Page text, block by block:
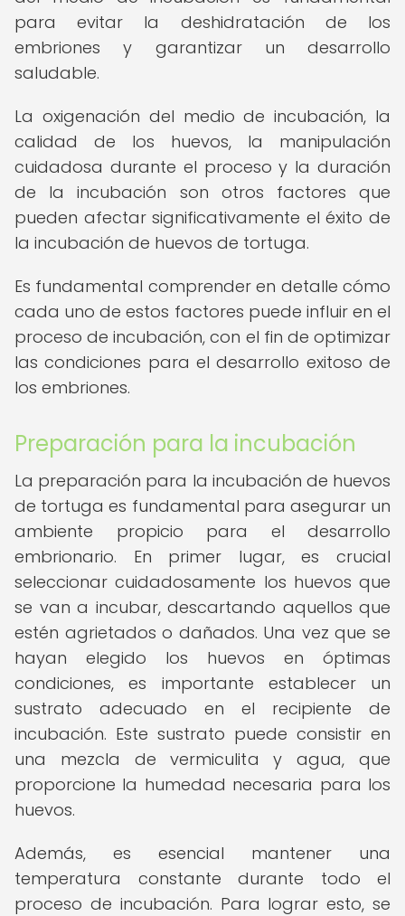
para evitar la deshidratación de los
embriones y garantizar un desarrollo
saludable.
La oxigenación del medio de incubación, la
calidad de los huevos, la manipulación
cuidadosa durante el proceso y la duración
de la incubación son otros factores que
pueden afectar significativamente el éxito de
la incubación de huevos de tortuga.
Es fundamental comprender en detalle cómo
cada uno de estos factores puede influir en el
proceso de incubación, con el fin de optimizar
las condiciones para el desarrollo exitoso de
los embriones.
Preparación para la incubación
La preparación para la incubación de huevos
de tortuga es fundamental para asegurar un
ambiente propicio para el desarrollo
embrionario. En primer lugar, es crucial
seleccionar cuidadosamente los huevos que
se van a incubar, descartando aquellos que
estén agrietados o dañados. Una vez que se
hayan elegido los huevos en óptimas
condiciones, es importante establecer un
sustrato adecuado en el recipiente de
incubación. Este sustrato puede consistir en
una mezcla de vermiculita y agua, que
proporcione la humedad necesaria para los
huevos.
Además, es esencial mantener una
temperatura constante durante todo el
proceso de incubación. Para lograr esto, se